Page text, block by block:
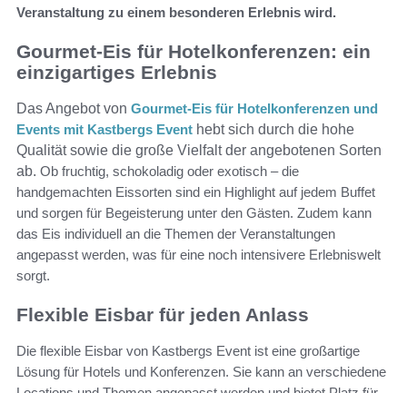
Veranstaltung zu einem besonderen Erlebnis wird.
Gourmet-Eis für Hotelkonferenzen: ein
einzigartiges Erlebnis
Das Angebot von Gourmet-Eis für Hotelkonferenzen und
Events mit Kastbergs Event hebt sich durch die hohe
Qualität sowie die große Vielfalt der angebotenen Sorten
ab. Ob fruchtig, schokoladig oder exotisch – die
handgemachten Eissorten sind ein Highlight auf jedem Buffet
und sorgen für Begeisterung unter den Gästen. Zudem kann
das Eis individuell an die Themen der Veranstaltungen
angepasst werden, was für eine noch intensivere Erlebniswelt
sorgt.
Flexible Eisbar für jeden Anlass
Die flexible Eisbar von Kastbergs Event ist eine großartige
Lösung für Hotels und Konferenzen. Sie kann an verschiedene